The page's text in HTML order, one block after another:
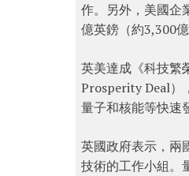
作。另外，美國企
億英鎊（約3,300億
英美達成《科技繁
Prosperity Deal）
量子和核能等快速
英國政府表示，兩
技術的工作小組。